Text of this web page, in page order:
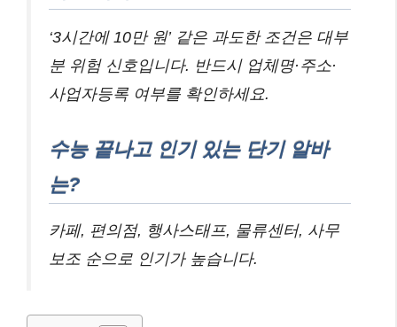
‘3시간에 10만 원’ 같은 과도한 조건은 대부
분 위험 신호입니다. 반드시 업체명·주소·
사업자등록 여부를 확인하세요.
수능 끝나고 인기 있는 단기 알바
는?
카페, 편의점, 행사스태프, 물류센터, 사무
보조 순으로 인기가 높습니다.